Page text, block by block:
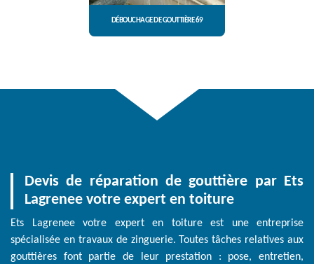
DÉBOUCHAGE DE GOUTTIÈRE 69
Devis de réparation de gouttière par Ets
Lagrenee votre expert en toiture
Ets Lagrenee votre expert en toiture est une entreprise
spécialisée en travaux de zinguerie. Toutes tâches relatives aux
gouttières font partie de leur prestation : pose, entretien,